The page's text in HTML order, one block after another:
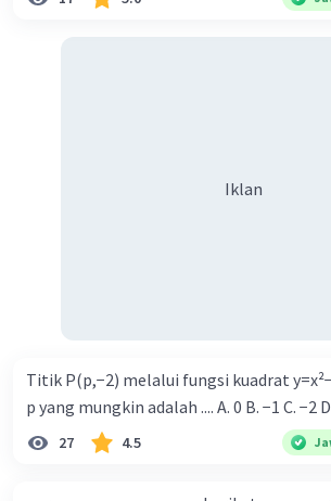
Iklan
Titik P(p,−2) melalui fungsi kuadrat
p yang mungkin adalah .... A. 0 B. −1 C. −2
27 4.5